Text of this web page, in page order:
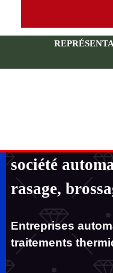
société
rasage,
Entreprises
traitements